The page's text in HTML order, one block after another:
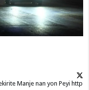
Manje nan yon Peyi http